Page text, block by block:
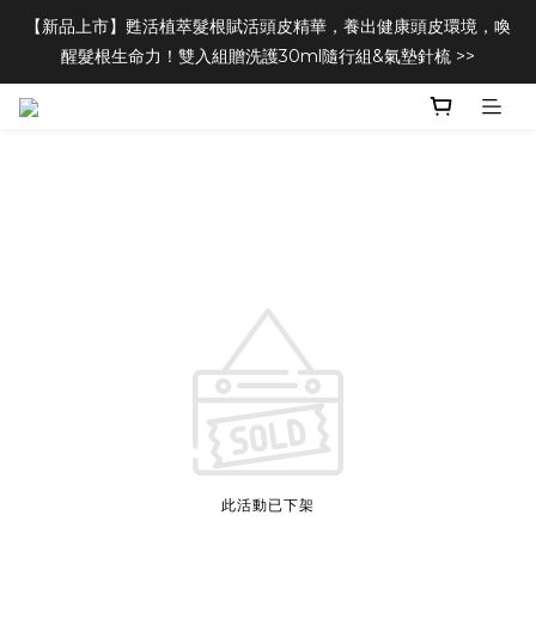
【新品上市】甦活植萃髮根賦活頭皮精華，養出健康頭皮環境，喚
醒髮根生命力！雙入組贈洗護30ml隨行組&氣墊針梳 >>
此活動已下架